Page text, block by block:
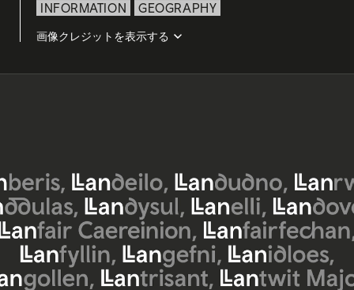
INFORMATION GEOGRAPHY
画像クレジットを表示する